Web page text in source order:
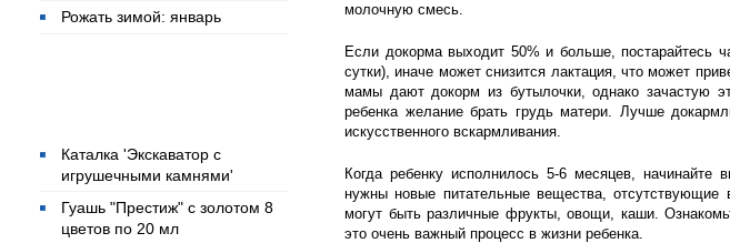
Рожать зимой: январь
Каталка 'Экскаватор с
игрушечными камнями'
Гуашь "Престиж" с золотом 8
цветов по 20 мл
молочную смесь.
Если докорма выходит 50% и больше,
сутки), иначе может снизится лактация, что может
мамы дают докорм из бутылочки, однако зачастую
ребенка желание брать грудь матери. Лучше
искусственного вскармливания.
Когда ребенку исполнилось 5-6 месяцев, начинайте
нужны новые питательные вещества,
могут быть различные фрукты, овощи, каши.
это очень важный процесс в жизни ребенка.